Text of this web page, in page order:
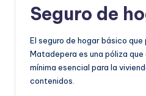
Seguro de
El seguro de hogar básico
Matadepera es una póliza
mínima esencial para la
contenidos.